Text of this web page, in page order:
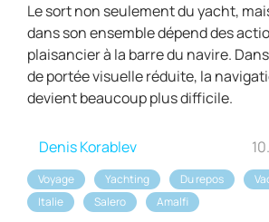
Le sort non seulement du yacht,
dans son ensemble dépend des
plaisancier à la barre du navire.
de portée visuelle réduite, la
devient beaucoup plus difficile.
Denis Korablev
Voyage Yachting Du repos
Italie
Salero Amalfi